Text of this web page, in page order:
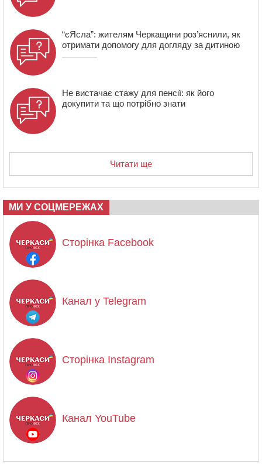
“єЯсла”: жителям Черкащини роз’яснили, як
отримати допомогу для догляду за дитиною
Не вистачає стажу для пенсії: як його
докупити та що потрібно знати
Читати ще
МИ У СОЦМЕРЕЖАХ
Сторінка Facebook
Канал у Telegram
Сторінка Instagram
Канал YouTube